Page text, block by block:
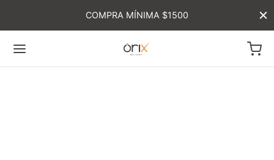
COMPRA MÍNIMA $1500